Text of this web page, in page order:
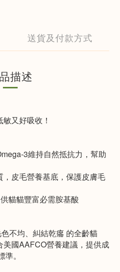
送貨及付款方式
描述
又好吸收​！
3維持自然抵抗力，幫助
皮毛營養基底，保護皮膚毛
貓貓豐富必需胺基酸
不均、糾結乾癟 的全齡貓
國AAFCO營養建議，提供成
。​